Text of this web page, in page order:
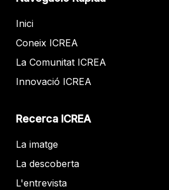
Inici
Coneix ICREA
La Comunitat ICREA
Innovació ICREA
Recerca ICREA
La imatge
La descoberta
L'entrevista